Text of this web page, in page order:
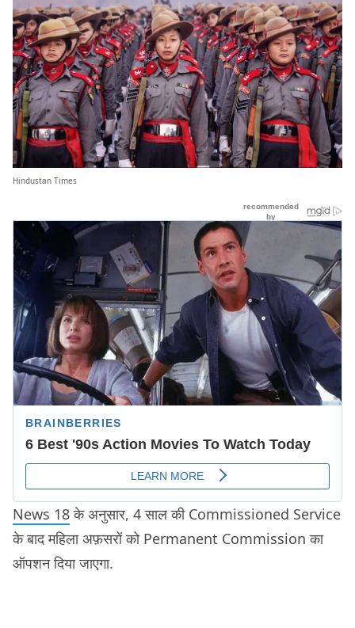
Hindustan Times
News 18के अनुसार, 4 साल की Commissioned Service
के बाद महिला अफ़सरों को Permanent Commission का
ऑपशन दिया जाएगा.